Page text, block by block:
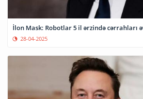
İlon Mask: Robotlar 5 il ərzində cərrahları
28-04-2025